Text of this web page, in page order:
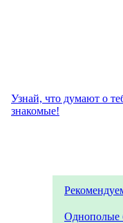
Узнай, что думают о
знакомые!
Однополые